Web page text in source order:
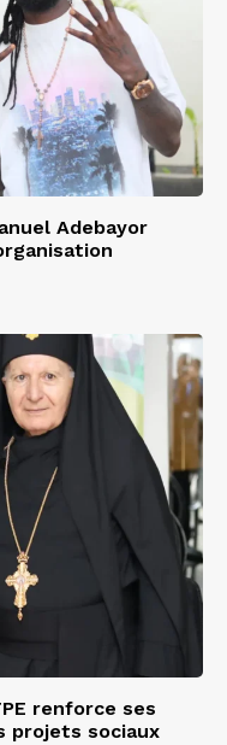
Adebayor
renforce ses
projets sociaux